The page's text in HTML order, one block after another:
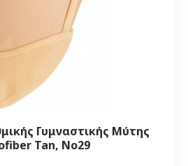
Γυμναστικής Μύτης
Tan, Νο29